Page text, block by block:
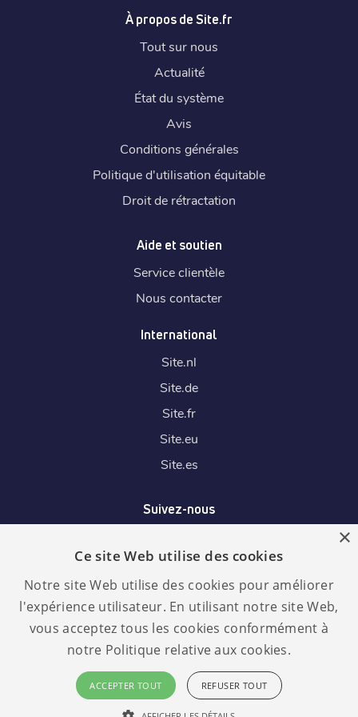
Langue :
Français
RGPD
conforme
À propos de Site.fr
Tout sur nous
Actualité
État du système
Avis
Conditions générales
Politique d'utilisation équitable
Droit de rétractation
Aide et soutien
Service clientèle
Nous contacter
International
Site.nl
Site.de
Site.fr
Site.eu
Site.es
Suivez-nous
Nous acceptons
×
Ce site Web utilise des cookies
Notre site Web utilise des cookies pour améliorer
l'expérience utilisateur. En utilisant notre site Web,
vous acceptez tous les cookies conformément à
notre Politique relative aux cookies.
ACCEPTER TOUT REFUSER TOUT